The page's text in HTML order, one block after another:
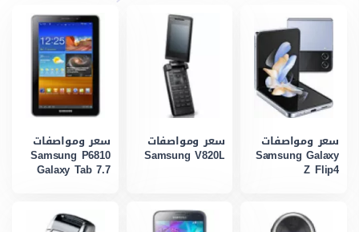
سعر ومواصفات
Samsung Galaxy
Z Flip4
سعر ومواصفات
Samsung V820L
سعر ومواصفات
Samsung P6810
Galaxy Tab 7.7